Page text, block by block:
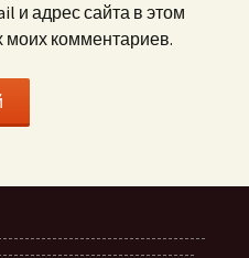
и адрес сайта в этом
комментариев.